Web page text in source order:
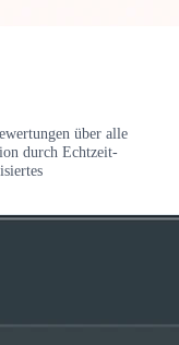
über alle
durch Echtzeit-